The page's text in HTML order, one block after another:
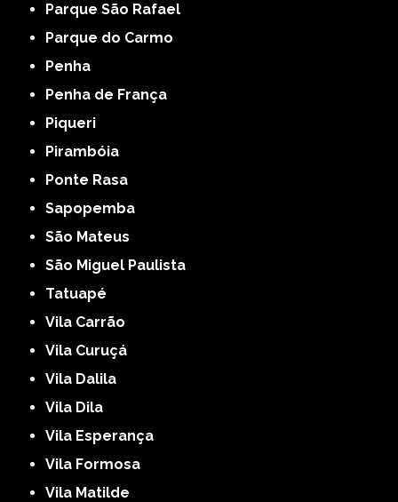
Parque São Rafael
Parque do Carmo
Penha
Penha de França
Piqueri
Pirambóia
Ponte Rasa
Sapopemba
São Mateus
São Miguel Paulista
Tatuapé
Vila Carrão
Vila Curuçá
Vila Dalila
Vila Dila
Vila Esperança
Vila Formosa
Vila Matilde